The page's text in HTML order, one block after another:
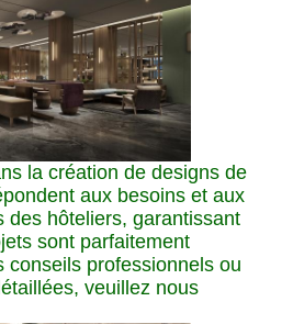
la création de designs de
aux besoins et aux
des hôteliers, garantissant
sont parfaitement
conseils professionnels ou
veuillez nous